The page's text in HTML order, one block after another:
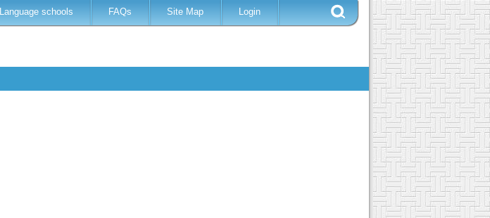
Language schools FAQs Site Map Login